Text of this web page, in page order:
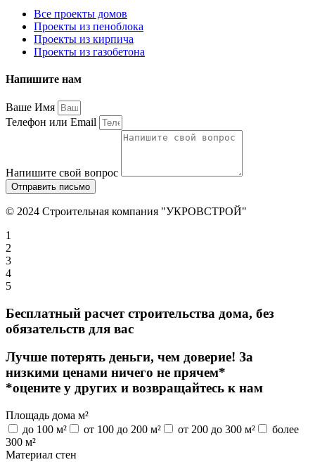
Все проекты домов
Проекты из пеноблока
Проекты из кирпича
Проекты из газобетона
Напишите нам
Ваше Имя
Телефон или Email
Напишите свой вопрос
Отправить письмо
© 2024 Строительная компания "УКРОВСТРОЙ"
1
2
3
4
5
Бесплатный расчет строительства дома, без
обязательств для вас
Лучше потерять деньги, чем доверие! За
низкими ценами ничего не прячем*
*оцените у других и возвращайтесь к нам
Площадь дома м²
до 100 м²
от 100 до 200 м² от 200 до 300 м²
более
300 м²
Материал стен